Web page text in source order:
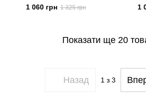
ALBO Фіолетова (SH-Petek-98)
1 060 грн 1 325 грн 1
Показати ще 20
Назад 1 з 3